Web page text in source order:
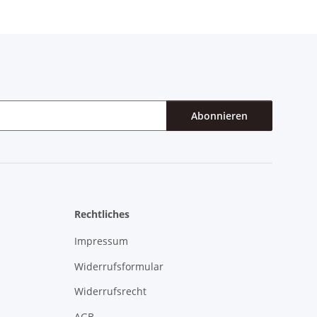
Abonnieren
Rechtliches
Impressum
Widerrufsformular
Widerrufsrecht